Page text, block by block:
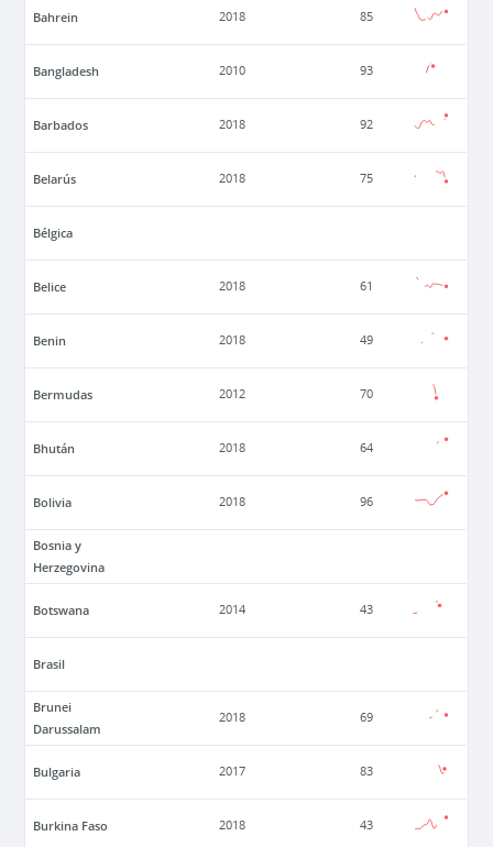
Bahrein 2018 85
Bangladesh 2010 93
Barbados 2018 92
Belarús 2018 75
Bélgica
Belice 2018 61
Benin 2018 49
Bermudas 2012 70
Bhután 2018 64
Bolivia 2018 96
Bosnia y
Herzegovina
Botswana 2014 43
Brasil
Brunei
Darussalam
2018 69
Bulgaria 2017 83
Burkina Faso 2018 43